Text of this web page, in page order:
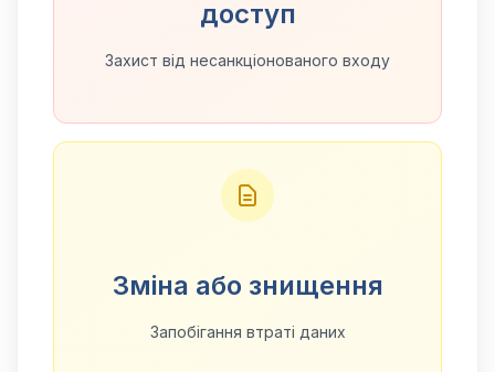
доступ
Захист від несанкціонованого входу
Зміна або знищення
Запобігання втраті даних